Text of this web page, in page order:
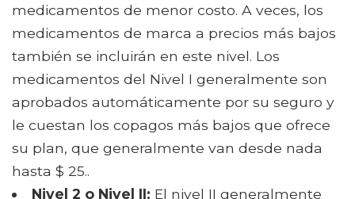
medicamentos de menor costo. A veces, los
medicamentos de marca a precios más bajos
también se incluirán en este nivel. Los
medicamentos del Nivel I generalmente son
aprobados automáticamente por su seguro y
le cuestan los copagos más bajos que ofrece
su plan, que generalmente van desde nada
hasta $ 25..
Nivel 2 o Nivel II: El nivel II generalmente